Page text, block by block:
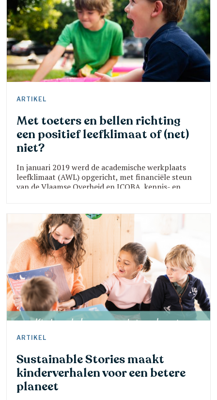
ARTIKEL
Met toeters en bellen richting
een positief leefklimaat of (net)
niet?
In januari 2019 werd de academische werkplaats
leefklimaat (AWL) opgericht, met financiële steun
van de Vlaamse Overheid en ICOBA, kennis- en
een positief en veilig leefklimaat in de residentiële
jeugdzorg. Samen met de 51 deelnemende
voorzieningen werd een leertraject opgezet,
gebaseerd op de idee v
ARTIKEL
Sustainable Stories maakt
kinderverhalen voor een betere
planeet